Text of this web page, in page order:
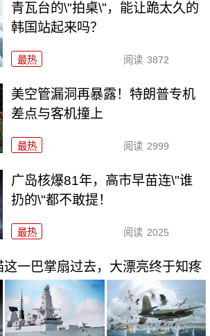
青瓦台的\"拍桌\"，能让跪太久的
韩国站起来吗？
最热 阅读 3872
美空管漏洞再暴露！特朗普专机
差点与客机撞上
最热 阅读 2999
广岛核爆81年，高市早苗连\"谁
扔的\"都不敢提！
最热 阅读 2025
这一巴掌扇过去，大漂亮终于知疼